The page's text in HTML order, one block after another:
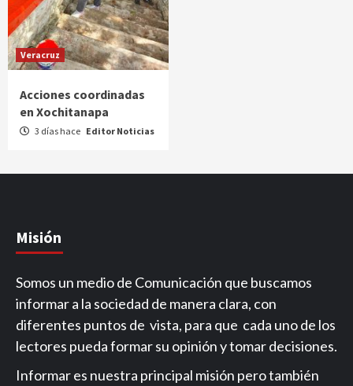
Veracruz
Acciones coordinadas
en Xochitanapa
3 días hace Editor Noticias
Misión
Somos un medio de Comunicación que buscamos
informar a la sociedad de manera clara, con
diferentes puntos de vista, para que cada uno de los
lectores pueda formar su opinión y tomar decisiones.
Informar es nuestra principal misión pero también